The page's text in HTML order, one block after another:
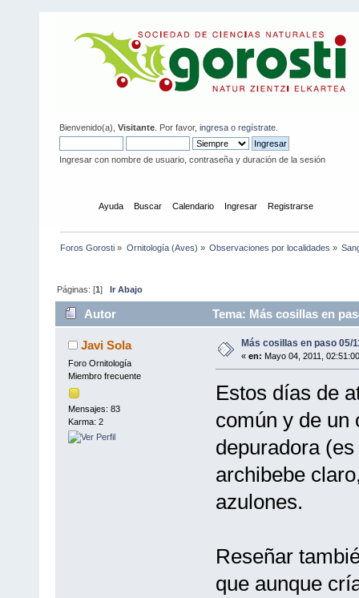
Bienvenido(a), Visitante . Por favor, ingresa o regístrate
Ingresar con nombre de usuario, contraseña y duración de la sesión
Ayuda Buscar Calendario Ingresar Registrarse
Foros Gorosti » Ornitología (Aves) » Observaciones por localidades »
Páginas: [1]Ir Abajo
Autor Tema: Más cosillas en
Javi Sola
Foro Ornitología
Miembro frecuente
Mensajes: 83
Karma: 2
Más cosillas en paso 05/
« en: Mayo 04, 2011,
Estos días de
común y de un
depuradora
archibebe
azulones.
Reseñar
que aunque